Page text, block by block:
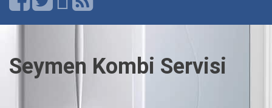
Seymen Kombi Servisi